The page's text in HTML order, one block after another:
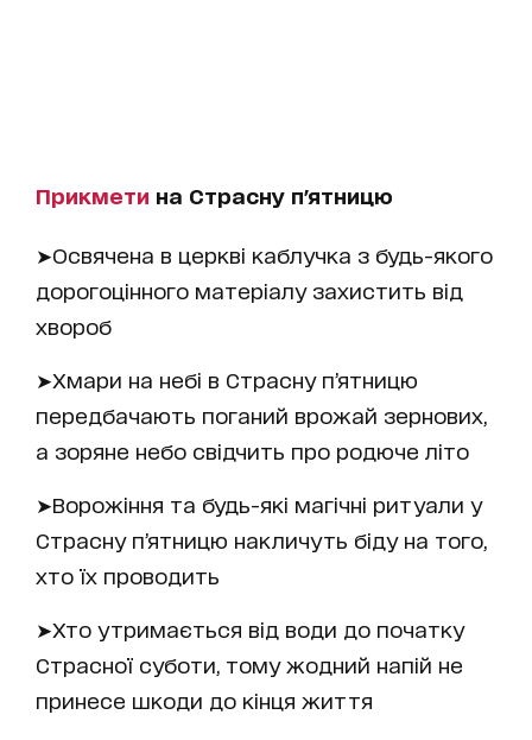
Прикмети на Страсну п'ятницю
➤Освячена в церкві каблучка з будь-якого
дорогоцінного матеріалу захистить від
хвороб
➤Хмари на небі в Страсну п’ятницю
передбачають поганий врожай зернових,
а зоряне небо свідчить про родюче літо
➤Ворожіння та будь-які магічні ритуали у
Страсну п’ятницю накличуть біду на того,
хто їх проводить
➤Хто утримається від води до початку
Страсної суботи, тому жодний напій не
принесе шкоди до кінця життя